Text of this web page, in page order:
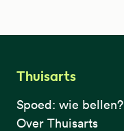
Thuisarts
Spoed: wie bellen?
Over Thuisarts